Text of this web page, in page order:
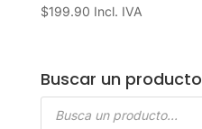
$199.90 Incl. IVA
Buscar un producto
Búsqueda